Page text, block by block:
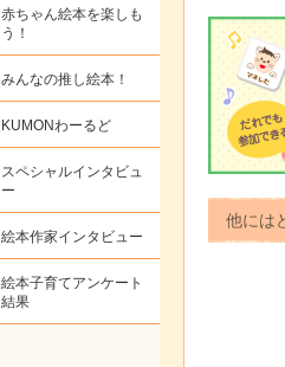
他には
赤ちゃん絵本を楽しも
う！
みんなの推し絵本！
KUMONわーるど
スペシャルインタビュ
ー
絵本作家インタビュー
絵本子育てアンケート
結果